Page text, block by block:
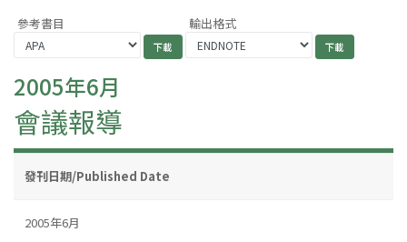
參考書目 輸出格式
2005年6月
會議報導
發刊日期/Published Date
2005年6月